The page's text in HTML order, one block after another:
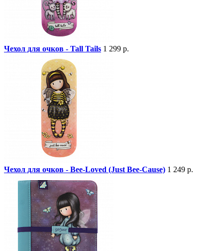
Чехол для очков - Tall Tails 1 299 р.
Чехол для очков - Bee-Loved (Just Bee-Cause) 1 249 р.